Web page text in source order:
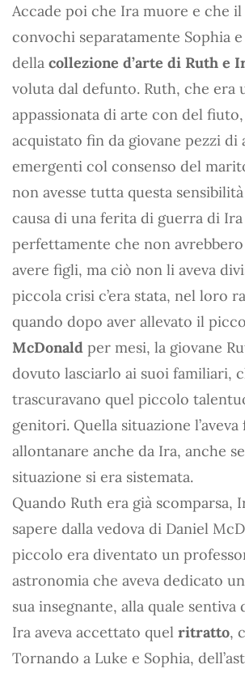
Accade poi che Ira muore e che il
convochi separatamente Sophia e
della collezione d’arte di Ruth e
voluta dal defunto. Ruth, che era
appassionata di arte con del fiuto,
acquistato fin da giovane pezzi di
emergenti col consenso del
non avesse tutta questa sensibilità
causa di una ferita di guerra di Ira
perfettamente che non
avere figli, ma ciò non li aveva
piccola crisi c’era stata, nel loro
quando dopo aver allevato il
McDonald per mesi, la giovane
dovuto lasciarlo ai suoi familiari,
trascuravano quel piccolo
genitori. Quella situazione l’aveva
allontanare anche da Ira, anche
situazione si era sistemata.
Quando Ruth era già scomparsa,
sapere dalla vedova di Daniel
piccolo era diventato un
astronomia che aveva dedicato
sua insegnante, alla quale
Ira aveva accettato quel ritratto,
Tornando a Luke e Sophia,